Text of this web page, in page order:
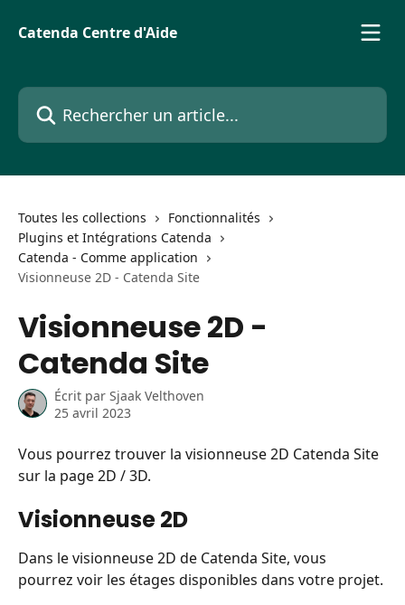
Catenda Centre d'Aide
Rechercher un article...
Toutes les collections
Fonctionnalités
Plugins et Intégrations Catenda
Catenda - Comme application
Visionneuse 2D - Catenda Site
Visionneuse 2D -
Catenda Site
Écrit par Sjaak Velthoven
25 avril 2023
Vous pourrez trouver la visionneuse 2D Catenda Site
sur la page 2D / 3D.
Visionneuse 2D
Dans le visionneuse 2D de Catenda Site, vous
pourrez voir les étages disponibles dans votre projet.